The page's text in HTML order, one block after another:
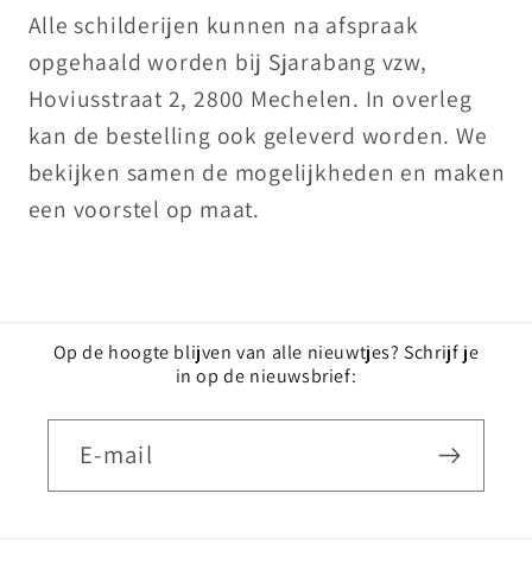
Alle schilderijen kunnen na afspraak
opgehaald worden bij Sjarabang vzw,
Hoviusstraat 2, 2800 Mechelen. In overleg
kan de bestelling ook geleverd worden. We
bekijken samen de mogelijkheden en maken
een voorstel op maat.
Op de hoogte blijven van alle nieuwtjes? Schrijf je
in op de nieuwsbrief:
E‑mail